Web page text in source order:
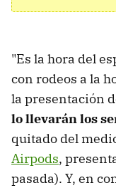
"Es la hora del
con rodeos a la
la presentación
lo llevarán los
quitado del
Airpods,
pasada). Y, en